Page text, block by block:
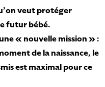
veut protéger
futur bébé.
« nouvelle mission » :
de la naissance, le
est maximal pour ce